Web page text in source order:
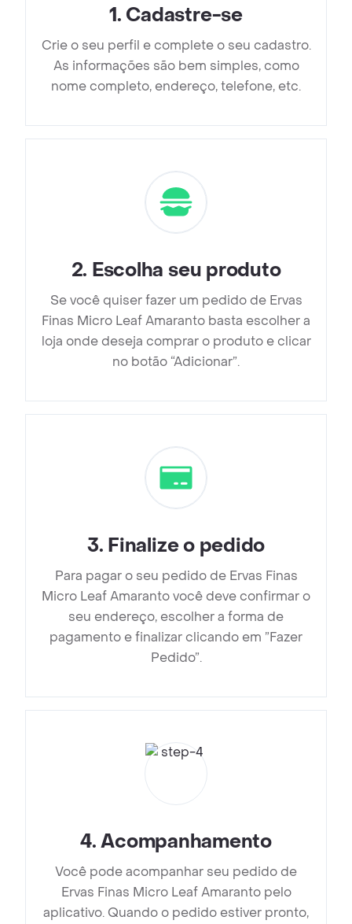
1. Cadastre-se
Crie o seu perfil e complete o seu cadastro.
As informações são bem simples, como
nome completo, endereço, telefone, etc.
2. Escolha seu produto
Se você quiser fazer um pedido de Ervas
Finas Micro Leaf Amaranto basta escolher a
loja onde deseja comprar o produto e clicar
no botão “Adicionar”.
3. Finalize o pedido
Para pagar o seu pedido de Ervas Finas
Micro Leaf Amaranto você deve confirmar o
seu endereço, escolher a forma de
pagamento e finalizar clicando em ”Fazer
Pedido”.
4.Acompanhamento
Você pode acompanhar seu pedido de
Ervas Finas Micro Leaf Amaranto pelo
aplicativo. Quando o pedido estiver pronto,